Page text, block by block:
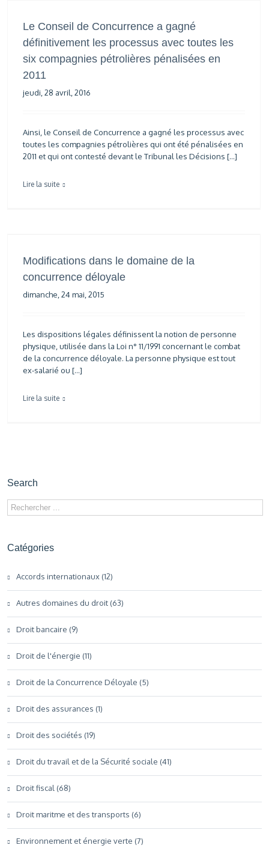
Le Conseil de Concurrence a gagné
définitivement les processus avec toutes les
six compagnies pétrolières pénalisées en
2011
jeudi, 28 avril, 2016
Ainsi, le Conseil de Concurrence a gagné les processus avec
toutes les compagnies pétrolières qui ont été pénalisées en
2011 et qui ont contesté devant le Tribunal les Décisions […]
Lire la suite
Modifications dans le domaine de la
concurrence déloyale
dimanche, 24 mai, 2015
Les dispositions légales définissent la notion de personne
physique, utilisée dans la Loi n° 11/1991 concernant le combat
de la concurrence déloyale. La personne physique est tout
ex-salarié ou […]
Lire la suite
Search
Catégories
Accords internationaux (12)
Autres domaines du droit (63)
Droit bancaire (9)
Droit de l'énergie (11)
Droit de la Concurrence Déloyale (5)
Droit des assurances (1)
Droit des sociétés (19)
Droit du travail et de la Sécurité sociale (41)
Droit fiscal (68)
Droit maritme et des transports (6)
Environnement et énergie verte (7)